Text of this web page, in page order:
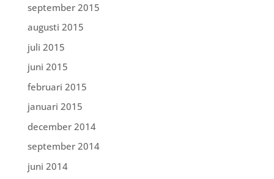
september 2015
augusti 2015
juli 2015
juni 2015
februari 2015
januari 2015
december 2014
september 2014
juni 2014